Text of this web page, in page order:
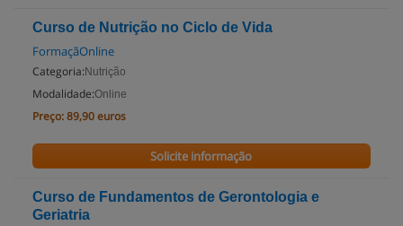
Curso de Nutrição no Ciclo de Vida
FormaçãOnline
Categoria: Nutrição
Modalidade:Online
Preço:89,90 euros
Solicite informação
Curso de Fundamentos de Gerontologia e
Geriatria